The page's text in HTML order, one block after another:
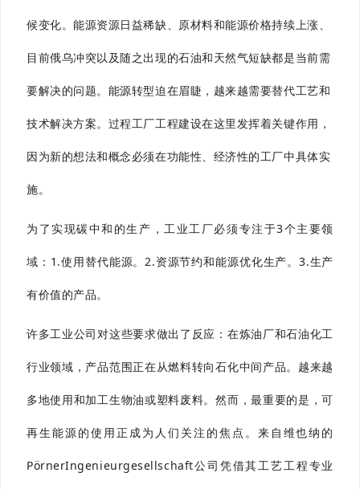
候变化。能源资源日益稀缺、原材料和能源价格持续上涨、
目前俄乌冲突以及随之出现的石油和天然气短缺都是当前需
要解决的问题。 能源转型迫在眉睫，越来越需要替代工艺和
技术解决方案。 过程工厂工程建设在这里发挥着关键作用，
因为新的想法和概念必须在功能性、经济性的工厂中具体实
施。
为了实现碳中和的生产，工业工厂必须专注于3个主要领
域： 1.使用替代能源。2.资源节约和能源优化生产。3.生产
有价值的产品。
许多工业公司对这些要求做出了反应：在炼油厂和石油化工
行业领域，产品范围正在从燃料转向石化中间产品。越来越
多地使用和加工生物油或塑料废料。然而，最重要的是，可
再生能源的使用正成为人们关注的焦点。来自维也纳的
PörnerIngenieurgesellschaft公司凭借其工艺工程专业